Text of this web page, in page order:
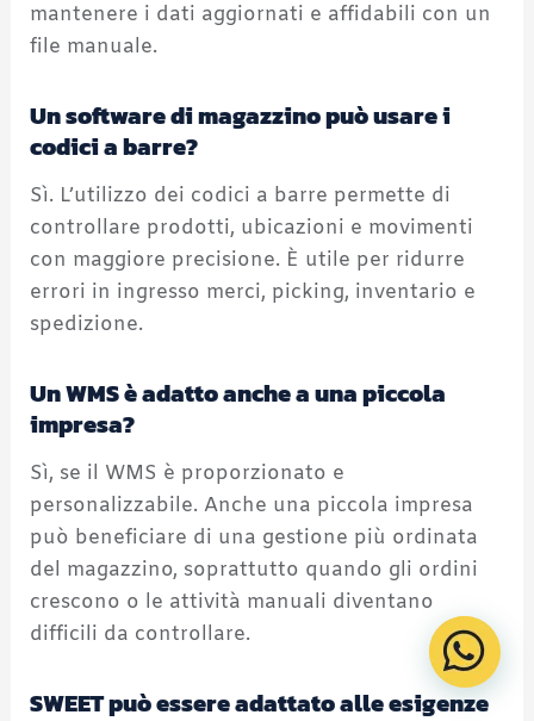
mantenere i dati aggiornati e affidabili con un
file manuale.
Un software di magazzino può usare i
codici a barre?
Sì. L’utilizzo dei codici a barre permette di
controllare prodotti, ubicazioni e movimenti
con maggiore precisione. È utile per ridurre
errori in ingresso merci, picking, inventario e
spedizione.
Un WMS è adatto anche a una piccola
impresa?
Sì, se il WMS è proporzionato e
personalizzabile. Anche una piccola impresa
può beneficiare di una gestione più ordinata
del magazzino, soprattutto quando gli ordini
crescono o le attività manuali diventano
difficili da controllare.
SWEET può essere adattato alle esigenze